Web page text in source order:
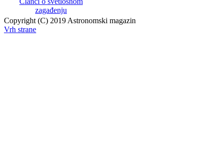
zagađenju
Copyright (C) 2019 Astronomski magazin
Vrh strane